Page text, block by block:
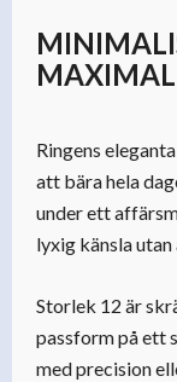
Ringens
att bära hela
under ett
lyxig känsla
Storlek 12 är
passform på ett
med precision